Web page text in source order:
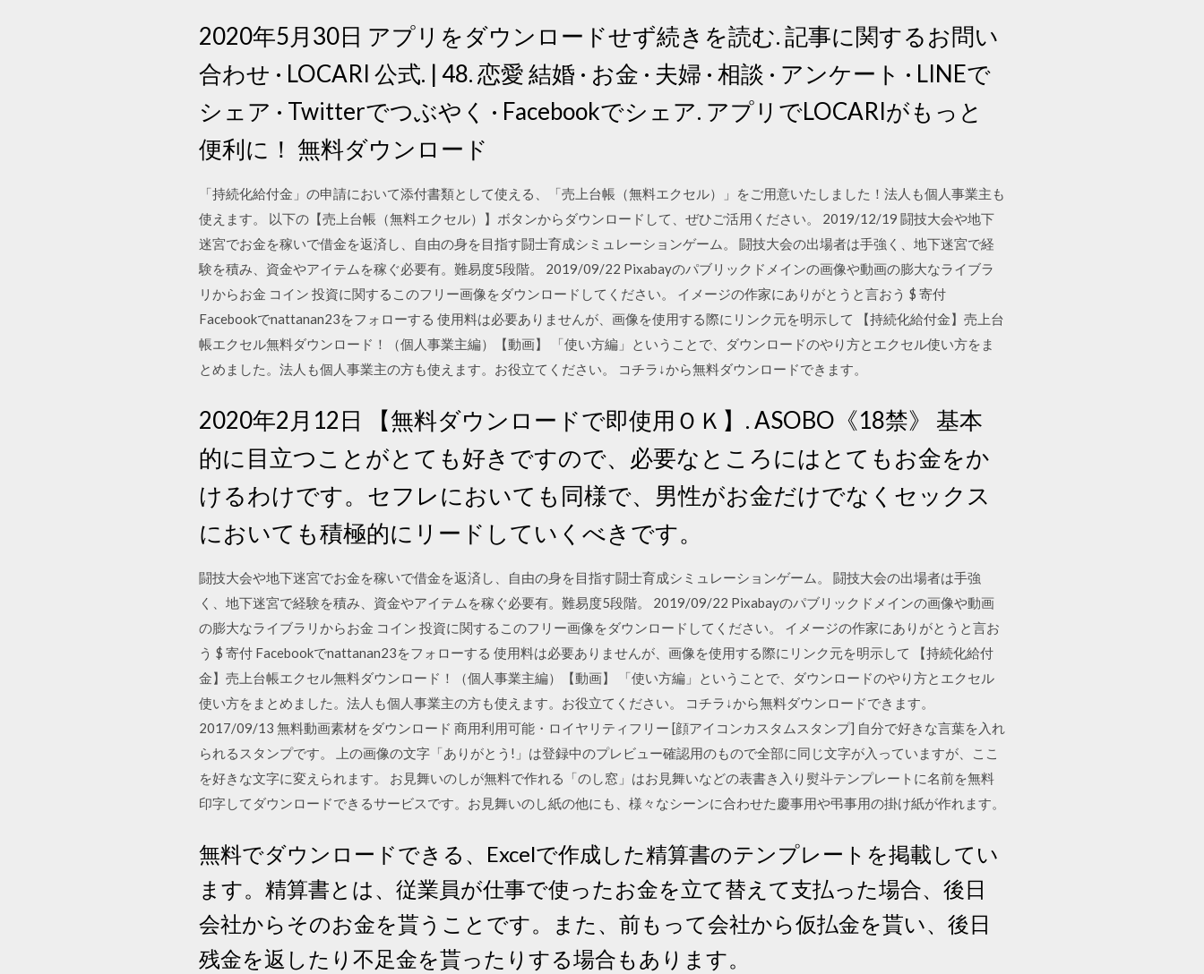
2020年5月30日 アプリをダウンロードせず続きを読む. 記事に関するお問い
合わせ · LOCARI 公式. | 48. 恋愛 結婚 · お金 · 夫婦 · 相談 · アンケート · LINEで
シェア · Twitterでつぶやく · Facebookでシェア. アプリでLOCARIがもっと
便利に！ 無料ダウンロード
「持続化給付金」の申請において添付書類として使える、「売上台帳（無料エクセル）」をご用意いたしました！法人も個人事業主も
使えます。 以下の【売上台帳（無料エクセル）】ボタンからダウンロードして、ぜひご活用ください。 2019/12/19 闘技大会や地下
迷宮でお金を稼いで借金を返済し、自由の身を目指す闘士育成シミュレーションゲーム。 闘技大会の出場者は手強く、地下迷宮で経
験を積み、資金やアイテムを稼ぐ必要有。難易度5段階。 2019/09/22 Pixabayのパブリックドメインの画像や動画の膨大なライブラ
リからお金 コイン 投資に関するこのフリー画像をダウンロードしてください。 イメージの作家にありがとうと言おう $ 寄付
Facebookでnattanan23をフォローする 使用料は必要ありませんが、画像を使用する際にリンク元を明示して 【持続化給付金】売上台
帳エクセル無料ダウンロード！（個人事業主編）【動画】 「使い方編」ということで、ダウンロードのやり方とエクセル使い方をま
とめました。法人も個人事業主の方も使えます。お役立てください。 コチラ↓から無料ダウンロードできます。
2020年2月12日 【無料ダウンロードで即使用ＯＫ】. ASOBO《18禁》 基本
的に目立つことがとても好きですので、必要なところにはとてもお金をか
けるわけです。セフレにおいても同様で、男性がお金だけでなくセックス
においても積極的にリードしていくべきです。
闘技大会や地下迷宮でお金を稼いで借金を返済し、自由の身を目指す闘士育成シミュレーションゲーム。 闘技大会の出場者は手強
く、地下迷宮で経験を積み、資金やアイテムを稼ぐ必要有。難易度5段階。 2019/09/22 Pixabayのパブリックドメインの画像や動画
の膨大なライブラリからお金 コイン 投資に関するこのフリー画像をダウンロードしてください。 イメージの作家にありがとうと言お
う $ 寄付 Facebookでnattanan23をフォローする 使用料は必要ありませんが、画像を使用する際にリンク元を明示して 【持続化給付
金】売上台帳エクセル無料ダウンロード！（個人事業主編）【動画】 「使い方編」ということで、ダウンロードのやり方とエクセル
使い方をまとめました。法人も個人事業主の方も使えます。お役立てください。 コチラ↓から無料ダウンロードできます。
2017/09/13 無料動画素材をダウンロード 商用利用可能・ロイヤリティフリー [顔アイコンカスタムスタンプ] 自分で好きな言葉を入れ
られるスタンプです。 上の画像の文字「ありがとう!」は登録中のプレビュー確認用のもので全部に同じ文字が入っていますが、ここ
を好きな文字に変えられます。 お見舞いのしが無料で作れる「のし窓」はお見舞いなどの表書き入り熨斗テンプレートに名前を無料
印字してダウンロードできるサービスです。お見舞いのし紙の他にも、様々なシーンに合わせた慶事用や弔事用の掛け紙が作れます。
無料でダウンロードできる、Excelで作成した精算書のテンプレートを掲載してい
ます。精算書とは、従業員が仕事で使ったお金を立て替えて支払った場合、後日
会社からそのお金を貰うことです。また、前もって会社から仮払金を貰い、後日
残金を返したり不足金を貰ったりする場合もあります。